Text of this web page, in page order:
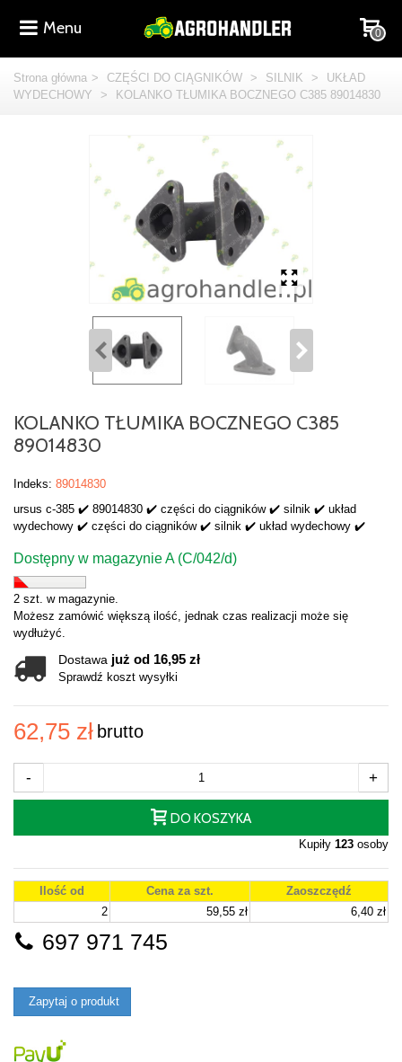
Menu 0
Strona główna > CZĘŚCI DO CIĄGNIKÓW > SILNIK >
UKŁAD
WYDECHOWY
> KOLANKO TŁUMIKA BOCZNEGO C385 89014830
KOLANKO TŁUMIKA BOCZNEGO C385
89014830
Indeks: 89014830
ursus c-385 ✔️ 89014830 ✔️ części do ciągników ✔️ silnik ✔️ układ
wydechowy ✔️ części do ciągników ✔️ silnik ✔️ układ wydechowy ✔️
Dostępny w magazynie A (C/042/d)
2 szt. w magazynie.
Możesz zamówić większą ilość, jednak czas realizacji może się
wydłużyć.
Dostawa już od 16,95 zł
Sprawdź koszt wysyłki
62,75 zł brutto
- +
DO KOSZYKA
Kupiły 123 osoby
Ilość od Cena za szt.
Zaoszczędź
2
59,55 zł 6,40 zł
697 971 745
Zapytaj o produkt